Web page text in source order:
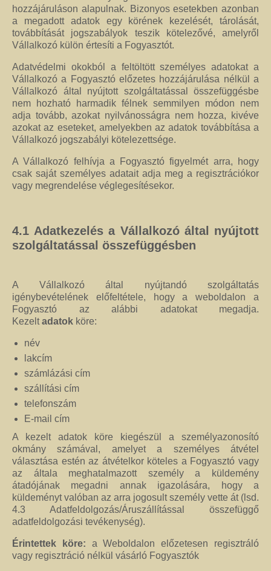
hozzájáruláson alapulnak. Bizonyos esetekben azonban
a megadott adatok egy körének kezelését, tárolását,
továbbítását jogszabályok teszik kötelezővé, amelyről
Vállalkozó külön értesíti a Fogyasztót.
Adatvédelmi okokból a feltöltött személyes adatokat a
Vállalkozó a Fogyasztó előzetes hozzájárulása nélkül a
Vállalkozó által nyújtott szolgáltatással összefüggésbe
nem hozható harmadik félnek semmilyen módon nem
adja tovább, azokat nyilvánosságra nem hozza, kivéve
azokat az eseteket, amelyekben az adatok továbbítása a
Vállalkozó jogszabályi kötelezettsége.
A Vállalkozó felhívja a Fogyasztó figyelmét arra, hogy
csak saját személyes adatait adja meg a regisztrációkor
vagy megrendelése véglegesítésekor.
4.1 Adatkezelés a Vállalkozó által nyújtott
szolgáltatással összefüggésben
A Vállalkozó által nyújtandó szolgáltatás
igénybevételének előfeltétele, hogy a weboldalon a
Fogyasztó az alábbi adatokat megadja.
Kezeltadatok köre:
név
lakcím
számlázási cím
szállítási cím
telefonszám
E-mail cím
A kezelt adatok köre kiegészül a személyazonosító
okmány számával, amelyet a személyes átvétel
választása estén az átvételkor köteles a Fogyasztó vagy
az általa meghatalmazott személy a küldemény
átadójának megadni annak igazolására, hogy a
küldeményt valóban az arra jogosult személy vette át (lsd.
4.3 Adatfeldolgozás/Áruszállítással összefüggő
adatfeldolgozási tevékenység).
Érintettek köre: a Weboldalon előzetesen regisztráló
vagy regisztráció nélkül vásárló Fogyasztók